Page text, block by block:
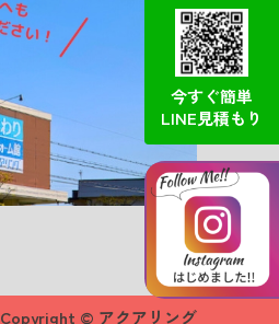
Copyright © アクアリング
今すぐ簡単
LINE見積もり